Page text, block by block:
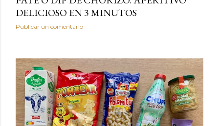
DELICIOSO EN 3 MINUTOS
Publicar un comentario